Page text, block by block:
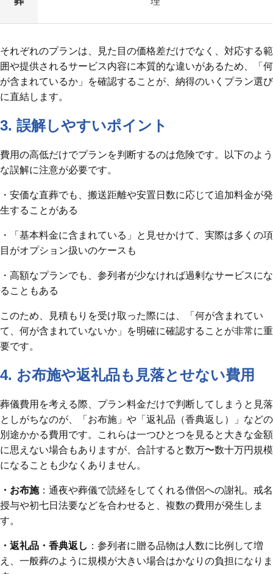
それぞれのプランは、見た目の価格差だけでなく、対応する範
囲や提供されるサービス内容に本質的な違いがあるため、「何
が含まれているか」を確認することが、納得のいくプラン選び
に直結します。
3. 誤解しやすいポイント
費用の高低だけでプランを判断するのは危険です。以下のよう
な誤解に注意が必要です。
・安価な直葬でも、搬送距離や安置日数に応じて追加料金が発
生することがある
・「基本料金に含まれている」と見せかけて、実際は多くの項
目がオプション扱いのケースも
・高額なプランでも、参列者が少なければ過剰なサービスにな
ることもある
このため、見積もりを受け取った際には、「何が含まれてい
て、何が含まれていないか」を明確に確認することが非常に重
要です。
4. お布施や返礼品も見落とせない費用
葬儀費用を考える際、プラン料金だけで判断してしまうと見落
としがちなのが、「お布施」や「返礼品（香典返し）」などの
別途かかる費用です。これらは一つひとつを見ると大きな金額
に思えない場合もありますが、合計すると数万〜数十万円規模
になることも少なくありません。
・お布施：通夜や葬儀で読経をしてくれる僧侶への謝礼。戒名
授与や初七日法要などを合わせると、複数の費用が発生しま
す。
・返礼品・香典返し ：参列者に贈る品物は人数に比例して増
え、一般葬のように規模が大きい場合はかなりの負担になりま